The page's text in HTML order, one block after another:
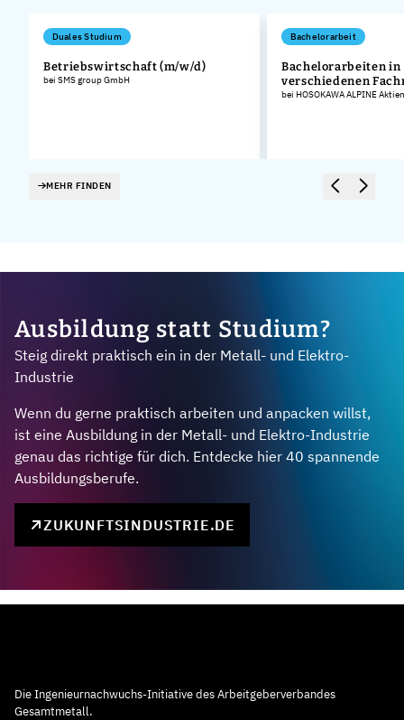
Duales Studium
Betriebswirtschaft (m/w/d)
bei SMS group GmbH
Bachelorarbeit
Bachelorarbeiten in
verschiedenen
bei HOSOKAWA ALPINE
MEHR FINDEN
Ausbildung statt Studium?
Steig direkt praktisch ein in der Metall- und Elektro-
Industrie
Wenn du gerne praktisch arbeiten und anpacken willst,
ist eine Ausbildung in der Metall- und Elektro-Industrie
genau das richtige für dich. Entdecke hier 40 spannende
Ausbildungsberufe.
ZUKUNFTSINDUSTRIE.DE
Die Ingenieurnachwuchs-Initiative des Arbeitgeberverbandes
Gesamtmetall.